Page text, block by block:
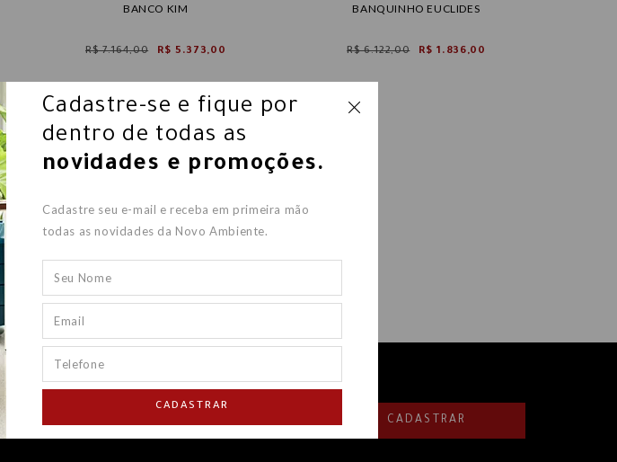
BANCO KIM
R$ 7.164,00 R$ 5.373,00
BANQUINHO EUCLIDES
R$ 6.122,00 R$ 1.836,00
CADASTRAR
Cadastre-se e fique por
dentro de todas as
novidades e promoções.
Cadastre seu e-mail e receba em primeira mão
todas as novidades da Novo Ambiente.
CADASTRAR